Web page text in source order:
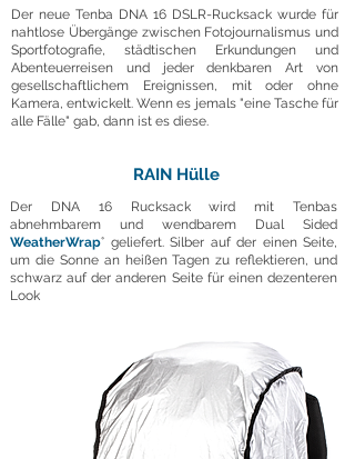
Der neue Tenba DNA 16 DSLR-Rucksack wurde für
nahtlose Übergänge zwischen Fotojournalismus und
Sportfotografie, städtischen Erkundungen und
Abenteuerreisen und jeder denkbaren Art von
gesellschaftlichem Ereignissen, mit oder ohne
Kamera, entwickelt. Wenn es jemals "eine Tasche für
alle Fälle" gab, dann ist es diese.
RAIN Hülle
Der DNA 16 Rucksack wird mit Tenbas
abnehmbarem und wendbarem Dual Sided
WeatherWrap° geliefert. Silber auf der einen Seite,
um die Sonne an heißen Tagen zu reflektieren, und
schwarz auf der anderen Seite für einen dezenteren
Look